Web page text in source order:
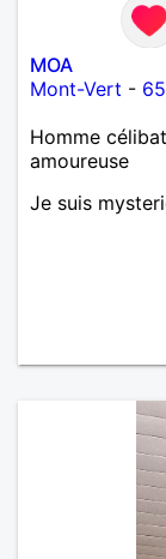
MOA
Mont-Vert -
Homme
amoureuse
Je suis